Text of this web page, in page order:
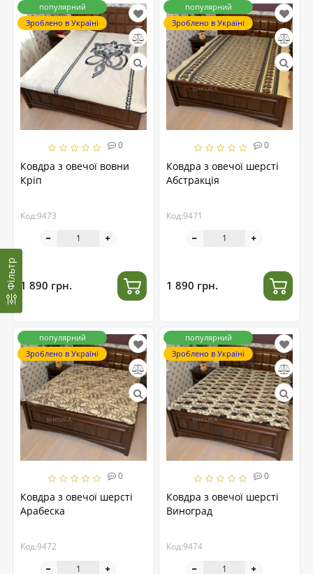
Фільтр
0
Ковдра з овечої вовни
Кріп
Код:9473
популярний
Зроблено в Україні
1 890 грн.
0
Ковдра з овечої шерсті
Абстракція
Код:9471
популярний
Зроблено в Україні
1 890 грн.
0
Ковдра з овечої шерсті
Арабеска
Код:9472
популярний
Зроблено в Україні
0
Ковдра з овечої шерсті
Виноград
Код:9474
популярний
Зроблено в Україні